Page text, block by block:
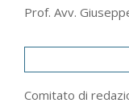
Prof. Avv.
Comitato di